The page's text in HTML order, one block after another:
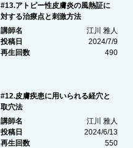
#13.アトピー性皮膚炎の風熱証に
対する治療点と刺激方法
講師名
江川 雅人
投稿日
2024/7/9
再生回数
490
#12.皮膚疾患に用いられる経穴と
取穴法
講師名
江川 雅人
投稿日
2024/6/13
再生回数
550